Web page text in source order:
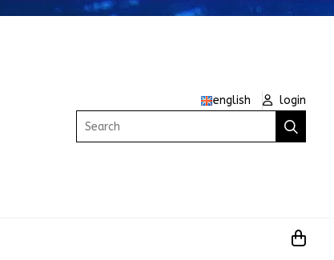
english
login
Search